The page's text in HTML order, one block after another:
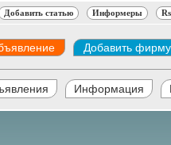
Добавить статью Информеры
Добавить фирму
Информация